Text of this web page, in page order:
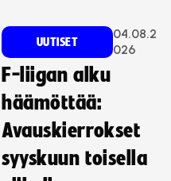
UUTISET
04.08.2
026
F-liigan alku
häämöttää:
Avauskierrokset
syyskuun toisella